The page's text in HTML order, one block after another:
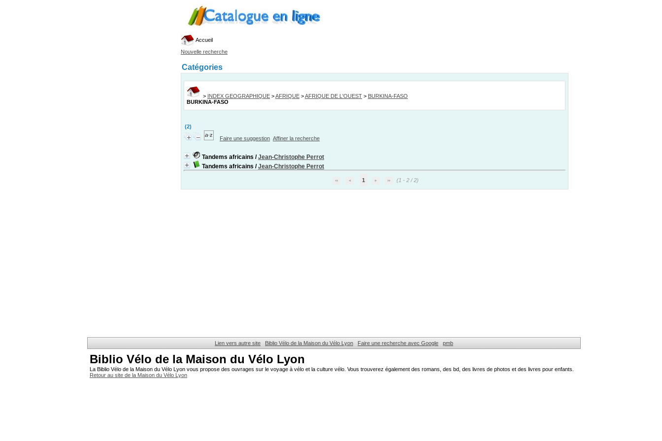
Accueil
Nouvelle recherche
Catégories
> INDEX GEOGRAPHIQUE >AFRIQUE >AFRIQUE DE L'OUEST > BURKINA-FASO
BURKINA-FASO
(2)
Faire une suggestion Affiner la recherche
Tandems africains /Jean-Christophe Perrot
Tandems africains /Jean-Christophe Perrot
1 (1 - 2 / 2)
Lien vers autre site Biblio Vélo de la Maison du Vélo Lyon Faire une recherche avec Google pmb
Biblio Vélo de la Maison du Vélo Lyon
La Biblio Vélo de la Maison du Vélo Lyon vous propose des ouvrages sur le voyage à vélo et la culture vélo. Vous trouverez également des romans, des bd, des livres de photos et des livres pour enfants.
Retour au site de la Maison du Vélo Lyon